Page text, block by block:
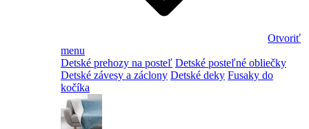
Otvoriť
menu
Detské prehozy na posteľ Detské posteľné obliečky
Detské závesy a záclony Detské deky Fusaky do
kočíka